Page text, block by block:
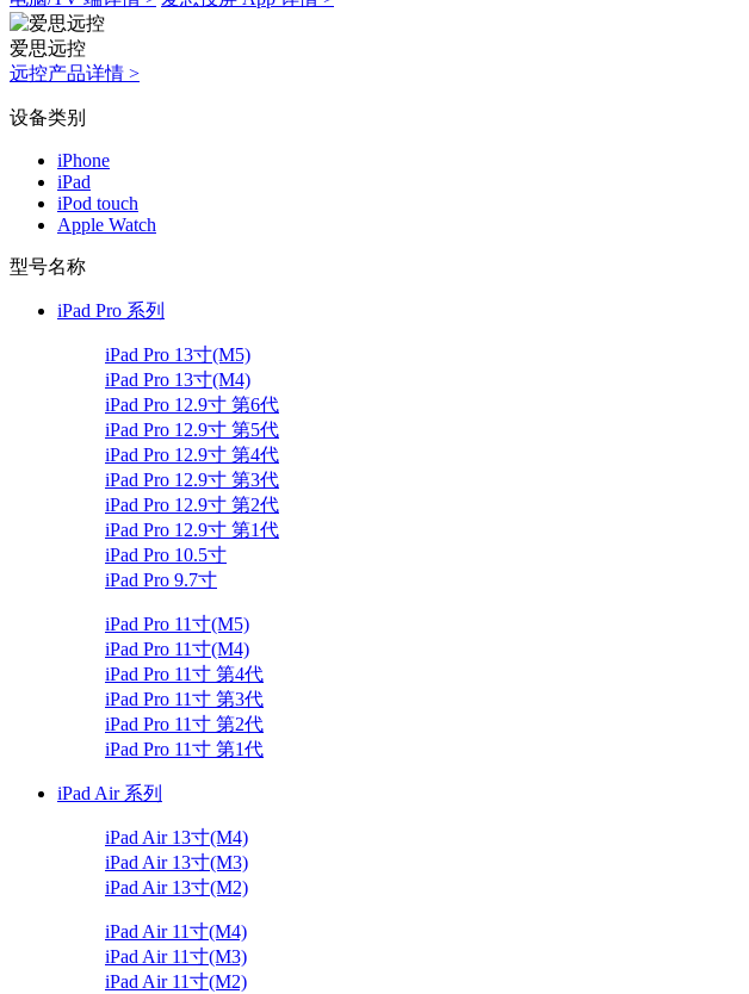
爱思远控
远控产品详情 >
设备类别
iPhone
iPad
iPod touch
Apple Watch
型号名称
iPad Pro 系列
iPad Pro 13寸(M5)
iPad Pro 13寸(M4)
iPad Pro 12.9寸 第6代
iPad Pro 12.9寸 第5代
iPad Pro 12.9寸 第4代
iPad Pro 12.9寸 第3代
iPad Pro 12.9寸 第2代
iPad Pro 12.9寸 第1代
iPad Pro 10.5寸
iPad Pro 9.7寸
iPad Pro 11寸(M5)
iPad Pro 11寸(M4)
iPad Pro 11寸 第4代
iPad Pro 11寸 第3代
iPad Pro 11寸 第2代
iPad Pro 11寸 第1代
iPad Air 系列
iPad Air 13寸(M4)
iPad Air 13寸(M3)
iPad Air 13寸(M2)
iPad Air 11寸(M4)
iPad Air 11寸(M3)
iPad Air 11寸(M2)